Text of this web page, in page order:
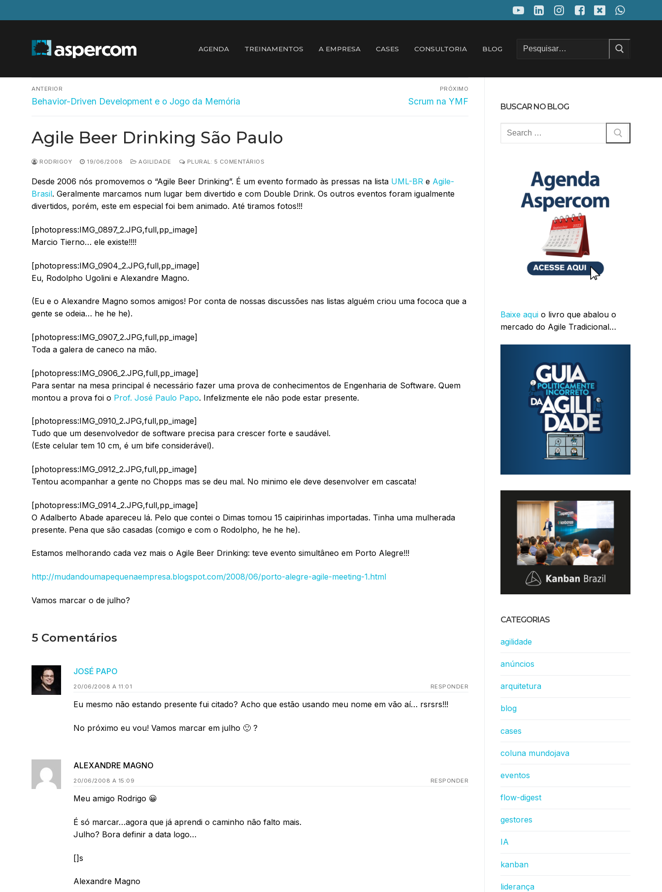
para
conteúdo
AGENDA TREINAMENTOS A EMPRESA CASES CONSULTORIA BLOG
Pesquisar
por:
Navegação
de
Post
ANTERIOR
Post
Behavior-Driven Development e o Jogo da Memória
PRÓXIMO
Próximo
Scrum na YMF
Agile Beer Drinking São Paulo
RODRIGOY 19/06/2008 AGILIDADE PLURAL: 5 COMENTÁRIOS
Desde 2006 nós promovemos o “Agile Beer Drinking”. É um evento formado às pressas na lista UML-BR e Agile-
Brasil. Geralmente marcamos num lugar bem divertido e com Double Drink. Os outros eventos foram igualmente
divertidos, porém, este em especial foi bem animado. Até tiramos fotos!!!
[photopress:IMG_0897_2.JPG,full,pp_image]
Marcio Tierno… ele existe!!!!
[photopress:IMG_0904_2.JPG,full,pp_image]
Eu, Rodolpho Ugolini e Alexandre Magno.
(Eu e o Alexandre Magno somos amigos! Por conta de nossas discussões nas listas alguém criou uma fococa que a
gente se odeia… he he he).
[photopress:IMG_0907_2.JPG,full,pp_image]
Toda a galera de caneco na mão.
[photopress:IMG_0906_2.JPG,full,pp_image]
Para sentar na mesa principal é necessário fazer uma prova de conhecimentos de Engenharia de Software. Quem
montou a prova foi o Prof. José Paulo Papo. Infelizmente ele não pode estar presente.
[photopress:IMG_0910_2.JPG,full,pp_image]
Tudo que um desenvolvedor de software precisa para crescer forte e saudável.
(Este celular tem 10 cm, é um bife considerável).
[photopress:IMG_0912_2.JPG,full,pp_image]
Tentou acompanhar a gente no Chopps mas se deu mal. No minimo ele deve desenvolver em cascata!
[photopress:IMG_0914_2.JPG,full,pp_image]
O Adalberto Abade apareceu lá. Pelo que contei o Dimas tomou 15 caipirinhas importadas. Tinha uma mulherada
presente. Pena que são casadas (comigo e com o Rodolpho, he he he).
Estamos melhorando cada vez mais o Agile Beer Drinking: teve evento simultâneo em Porto Alegre!!!
http://mudandoumapequenaempresa.blogspot.com/2008/06/porto-alegre-agile-meeting-1.html
Vamos marcar o de julho?
5 Comentários
JOSÉ PAPO
20/06/2008 A 11:01 RESPONDER
Eu mesmo não estando presente fui citado? Acho que estão usando meu nome em vão aí… rsrsrs!!!
No próximo eu vou! Vamos marcar em julho 🙂 ?
ALEXANDRE MAGNO
20/06/2008 A 15:09 RESPONDER
Meu amigo Rodrigo 😀
É só marcar…agora que já aprendi o caminho não falto mais.
Julho? Bora definir a data logo…
[]s
Alexandre Magno
BUSCAR NO BLOG
Pesquisar
por:
Baixe aqui o livro que abalou o
mercado do Agile Tradicional…
CATEGORIAS
agilidade
anúncios
arquitetura
blog
cases
coluna mundojava
eventos
flow-digest
gestores
IA
kanban
liderança